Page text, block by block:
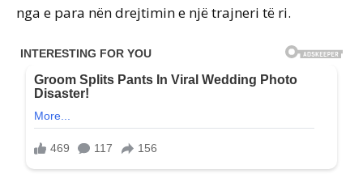
nga e para nën drejtimin e një trajneri të ri.